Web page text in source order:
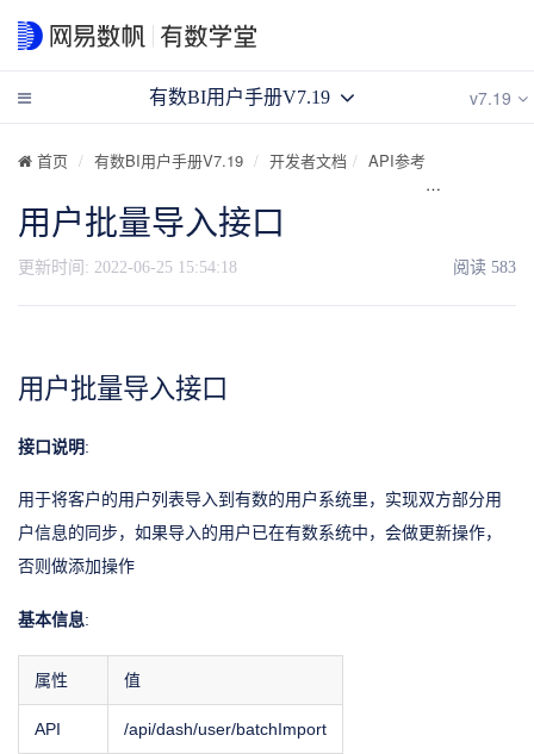
首页 有数BI用户手册V7.19 开发者文档 API参考
用户批量导入接口
更新时间: 2022-06-25 15:54:18 阅读 583
用户批量导入接口
接口说明:
用于将客户的用户列表导入到有数的用户系统里，实现双方部分用
户信息的同步，如果导入的用户已在有数系统中，会做更新操作，
否则做添加操作
基本信息:
属性 值
API /api/dash/user/batchImport
有数BI用户手册V7.19 v7.19